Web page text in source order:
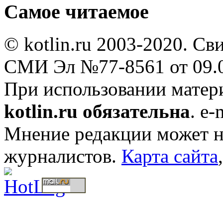
Самое читаемое
© kotlin.ru 2003-2020.
СМИ Эл №77-8561 от
При использовании
kotlin.ru обязательна. e-
Мнение редакции может
журналистов. Карта сайта